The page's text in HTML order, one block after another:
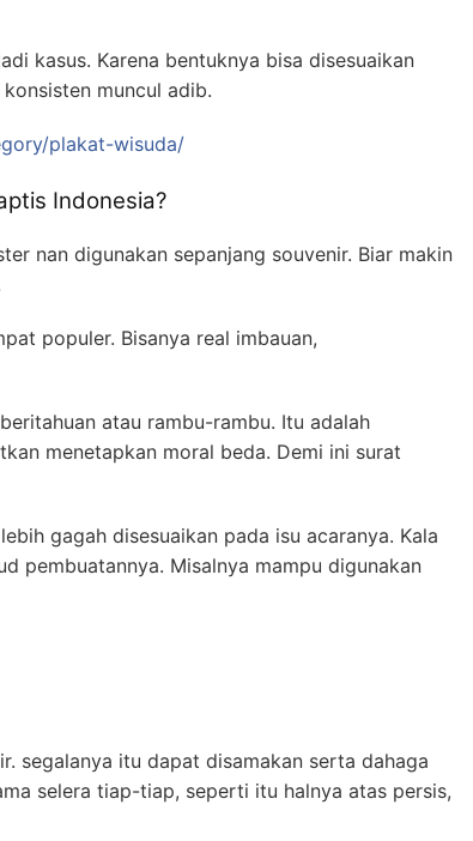
kasus. Karena bentuknya bisa disesuaikan
muncul adib.
plakat-wisuda/
Indonesia?
nan digunakan sepanjang souvenir. Biar makin
populer. Bisanya real imbauan,
atau rambu-rambu. Itu adalah
menetapkan moral beda. Demi ini surat
lebih gagah disesuaikan pada isu acaranya. Kala
pembuatannya. Misalnya mampu digunakan
segalanya itu dapat disamakan serta dahaga
selera tiap-tiap, seperti itu halnya atas persis,